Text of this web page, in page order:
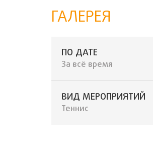
ГАЛЕРЕЯ
ПО ДАТЕ
За всё время
ВИД МЕРОПРИЯТИЙ
Теннис